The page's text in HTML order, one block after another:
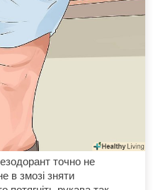
точно не
в змозі зняти